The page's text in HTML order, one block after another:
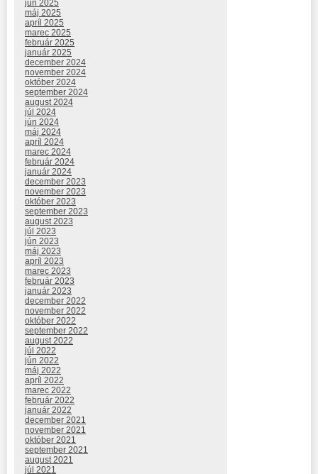
jún 2025
máj 2025
apríl 2025
marec 2025
február 2025
január 2025
december 2024
november 2024
október 2024
september 2024
august 2024
júl 2024
jún 2024
máj 2024
apríl 2024
marec 2024
február 2024
január 2024
december 2023
november 2023
október 2023
september 2023
august 2023
júl 2023
jún 2023
máj 2023
apríl 2023
marec 2023
február 2023
január 2023
december 2022
november 2022
október 2022
september 2022
august 2022
júl 2022
jún 2022
máj 2022
apríl 2022
marec 2022
február 2022
január 2022
december 2021
november 2021
október 2021
september 2021
august 2021
júl 2021